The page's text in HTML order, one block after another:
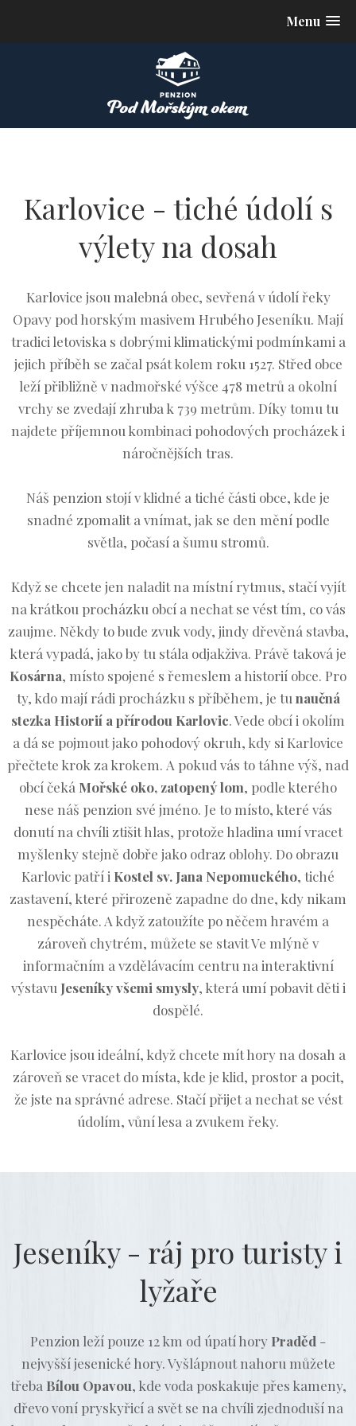
Menu
Karlovice - tiché údolí s
výlety na dosah
Karlovice jsou malebná obec, sevřená v údolí řeky
Opavy pod horským masivem Hrubého Jeseníku. Mají
tradici letoviska s dobrými klimatickými podmínkami a
jejich příběh se začal psát kolem roku 1527. Střed obce
leží přibližně v nadmořské výšce 478 metrů a okolní
vrchy se zvedají zhruba k 739 metrům. Díky tomu tu
najdete příjemnou kombinaci pohodových procházek i
náročnějších tras.
Náš penzion stojí v klidné a tiché části obce, kde je
snadné zpomalit a vnímat, jak se den mění podle
světla, počasí a šumu stromů.
Když se chcete jen naladit na místní rytmus, stačí vyjít
na krátkou procházku obcí a nechat se vést tím, co vás
zaujme. Někdy to bude zvuk vody, jindy dřevěná stavba,
která vypadá, jako by tu stála odjakživa. Právě taková je
Kosárna, místo spojené s řemeslem a historií obce. Pro
ty, kdo mají rádi procházku s příběhem, je tu naučná
stezka Historií a přírodou Karlovic. Vede obcí i okolím
a dá se pojmout jako pohodový okruh, kdy si Karlovice
přečtete krok za krokem. A pokud vás to táhne výš, nad
obcí čeká Mořské oko, zatopený lom, podle kterého
nese náš penzion své jméno. Je to místo, které vás
donutí na chvíli ztišit hlas, protože hladina umí vracet
myšlenky stejně dobře jako odraz oblohy. Do obrazu
Karlovic patří i Kostel sv. Jana Nepomuckého, tiché
zastavení, které přirozeně zapadne do dne, kdy nikam
nespěcháte. A když zatoužíte po něčem hravém a
zároveň chytrém, můžete se stavit Ve mlýně v
informačním a vzdělávacím centru na interaktivní
výstavu Jeseníky všemi smysly, která umí pobavit děti i
dospělé.
Karlovice jsou ideální, když chcete mít hory na dosah a
zároveň se vracet do místa, kde je klid, prostor a pocit,
že jste na správné adrese. Stačí přijet a nechat se vést
údolím, vůní lesa a zvukem řeky.
Jeseníky - ráj pro turisty i
lyžaře
Penzion leží pouze 12 km od úpatí hory Praděd -
nejvyšší jesenické hory. Vyšlápnout nahoru můžete
třeba Bílou Opavou, kde voda poskakuje přes kameny,
dřevo voní pryskyřicí a svět se na chvíli zjednoduší na